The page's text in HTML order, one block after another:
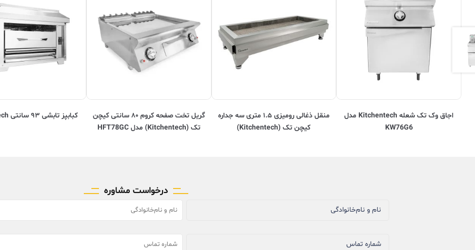
اجاق وک تک شعله Kitchentech مدل
KW76G6
منقل ذغالی رومیزی ۱.۵ متری سه جداره
کیچن تک (Kitchentech)
گریل تخت صفحه کروم ۸۰ سانتی کیچن
تک (Kitchentech) مدل HFT78GC
کبابپز تابشی ۹۳ سانتی Kitchentech
درخواست مشاوره
نام و نام‌خانوادگی
شماره تماس